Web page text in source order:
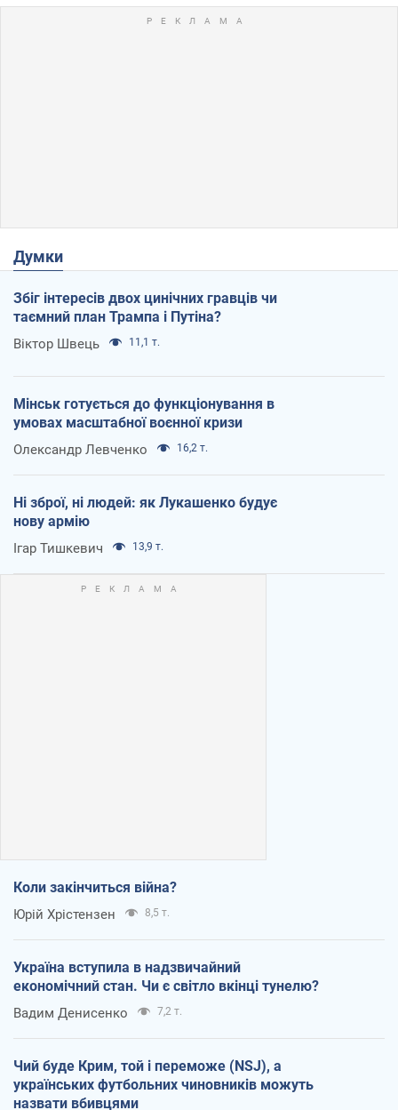
Думки
Збіг інтересів двох цинічних гравців чи
таємний план Трампа і Путіна?
Віктор Швець 11,1 т.
Мінськ готується до функціонування в
умовах масштабної воєнної кризи
Олександр Левченко 16,2 т.
Ні зброї, ні людей: як Лукашенко будує
нову армію
Ігар Тишкевич 13,9 т.
Коли закінчиться війна?
Юрій Хрістензен 8,5 т.
Україна вступила в надзвичайний
економічний стан. Чи є світло вкінці тунелю?
Вадим Денисенко 7,2 т.
Чий буде Крим, той і переможе (NSJ), а
українських футбольних чиновників можуть
назвати вбивцями